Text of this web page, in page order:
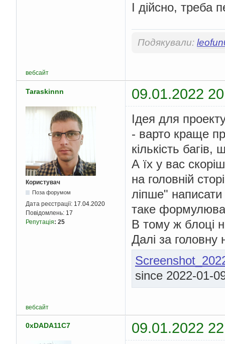
І дійсно, треба
Подякували:
вебсайт
Taraskinnn 09.01.2022
Користувач
Поза форумом
Дата реєстрації: 17.04.2020
Повідомлень: 17
Репутація: 25
Ідея для
- варто краще
кількість
А їх у вас
на головній
ліпше"
таке
В тому ж блоці
Далі за головну
since 2022-01-
вебсайт
0xDADA11C7 09.01.2022